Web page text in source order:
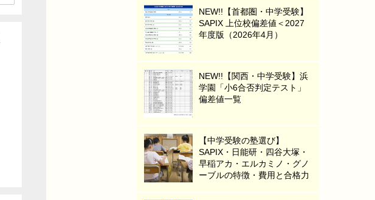
NEW!!【首都圏・中学受験】
SAPIX 上位校偏差値＜2027
年度版（2026年4月）
NEW!!【関西・中学受験】浜
学園「小6合否判定テスト」
偏差値一覧
【中学受験の塾選び】
SAPIX・日能研・四谷大塚・
早稲アカ・エルカミノ・グノ
ーブルの特徴・費用と合格力